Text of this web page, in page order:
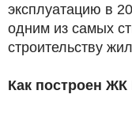
эксплуатацию в
одним из самых
строительству
Как построен ЖК